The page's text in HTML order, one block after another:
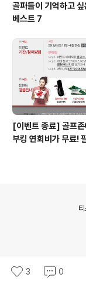
골퍼들이 기억하고
베스트 7
[이벤트 종료] 골프
부킹 연회비가 무료!
3 0